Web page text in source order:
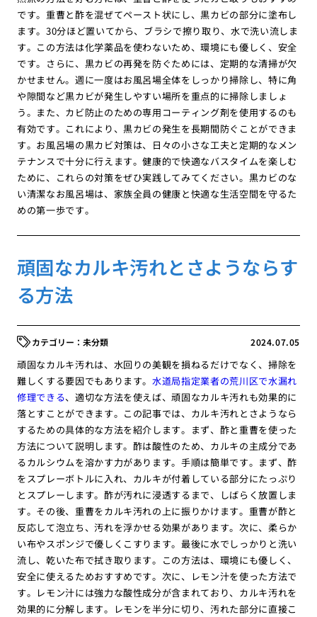
です。重曹と酢を混ぜてペースト状にし、黒カビの部分に塗布し
ます。30分ほど置いてから、ブラシで擦り取り、水で洗い流しま
す。この方法は化学薬品を使わないため、環境にも優しく、安全
です。さらに、黒カビの再発を防ぐためには、定期的な清掃が欠
かせません。週に一度はお風呂場全体をしっかり掃除し、特に角
や隙間など黒カビが発生しやすい場所を重点的に掃除しましょ
う。また、カビ防止のための専用コーティング剤を使用するのも
有効です。これにより、黒カビの発生を長期間防ぐことができま
す。お風呂場の黒カビ対策は、日々の小さな工夫と定期的なメン
テナンスで十分に行えます。健康的で快適なバスタイムを楽しむ
ために、これらの対策をぜひ実践してみてください。黒カビのな
い清潔なお風呂場は、家族全員の健康と快適な生活空間を守るた
めの第一歩です。
頑固なカルキ汚れとさようならす
る方法
2024.07.05
未分類
頑固なカルキ汚れは、水回りの美観を損ねるだけでなく、掃除を
難しくする要因でもあります。水道局指定業者の荒川区で水漏れ
修理できる、適切な方法を使えば、頑固なカルキ汚れも効果的に
落とすことができます。この記事では、カルキ汚れとさようなら
するための具体的な方法を紹介します。まず、酢と重曹を使った
方法について説明します。酢は酸性のため、カルキの主成分であ
るカルシウムを溶かす力があります。手順は簡単です。まず、酢
をスプレーボトルに入れ、カルキが付着している部分にたっぷり
とスプレーします。酢が汚れに浸透するまで、しばらく放置しま
す。その後、重曹をカルキ汚れの上に振りかけます。重曹が酢と
反応して泡立ち、汚れを浮かせる効果があります。次に、柔らか
い布やスポンジで優しくこすります。最後に水でしっかりと洗い
流し、乾いた布で拭き取ります。この方法は、環境にも優しく、
安全に使えるためおすすめです。次に、レモン汁を使った方法で
す。レモン汁には強力な酸性成分が含まれており、カルキ汚れを
効果的に分解します。レモンを半分に切り、汚れた部分に直接こ